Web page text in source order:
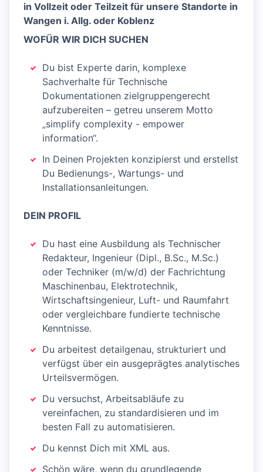
in Vollzeit oder Teilzeit für unsere Standorte in
Wangen i. Allg. oder Koblenz
WOFÜR WIR DICH SUCHEN
Du bist Experte darin, komplexe
Sachverhalte für Technische
Dokumentationen zielgruppengerecht
aufzubereiten – getreu unserem Motto
„simplify complexity - empower
information“.
In Deinen Projekten konzipierst und erstellst
Du Bedienungs-, Wartungs- und
Installationsanleitungen.
DEIN PROFIL
Du hast eine Ausbildung als Technischer
Redakteur, Ingenieur (Dipl., B.Sc., M.Sc.)
oder Techniker (m/w/d) der Fachrichtung
Maschinenbau, Elektrotechnik,
Wirtschaftsingenieur, Luft- und Raumfahrt
oder vergleichbare fundierte technische
Kenntnisse.
Du arbeitest detailgenau, strukturiert und
verfügst über ein ausgeprägtes analytisches
Urteilsvermögen.
Du versuchst, Arbeitsabläufe zu
vereinfachen, zu standardisieren und im
besten Fall zu automatisieren.
Du kennst Dich mit XML aus.
Schön wäre, wenn du grundlegende